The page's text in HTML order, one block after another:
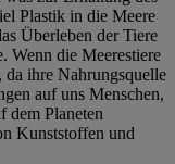
Plastik in die Meere
Überleben der Tiere
Wenn die Meerestiere
da ihre Nahrungsquelle
auf uns Menschen,
dem Planeten
Kunststoffen und